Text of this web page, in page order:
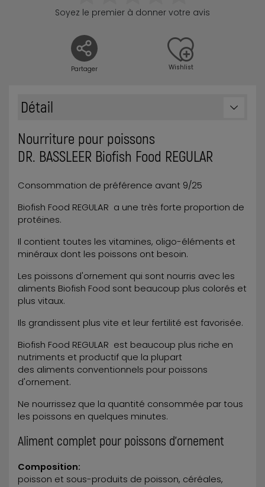
Partager
Soyez le premier à donner votre avis
Wishlist
Détail
Nourriture pour poissons
DR. BASSLEER Biofish Food REGULAR
Consommation de préférence avant 9/25
Biofish Food REGULAR a une très forte proportion de
protéines.
Il contient toutes les vitamines, oligo-éléments et
minéraux dont les poissons ont besoin.
Les poissons d'ornement qui sont nourris avec les
aliments Biofish Food sont beaucoup plus colorés et
plus vitaux.
Ils grandissent plus vite et leur fertilité est favorisée.
Biofish Food REGULAR est beaucoup plus riche en
nutriments et productif que la plupart
des aliments conventionnels pour poissons
d'ornement.
Ne nourrissez que la quantité consommée par tous
les poissons en quelques minutes.
Aliment complet pour poissons d'ornement
Composition:
poisson et sous-produits de poisson, céréales,